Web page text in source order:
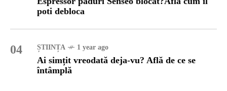
poti debloca
04 ȘTIINȚA 1 year ago
Ai simțit vreodată deja-vu? Află de ce se
întâmplă